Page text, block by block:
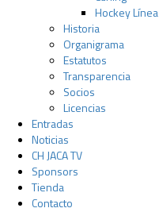
Hockey Línea
Historia
Organigrama
Estatutos
Transparencia
Socios
Licencias
Entradas
Noticias
CH JACA TV
Sponsors
Tienda
Contacto